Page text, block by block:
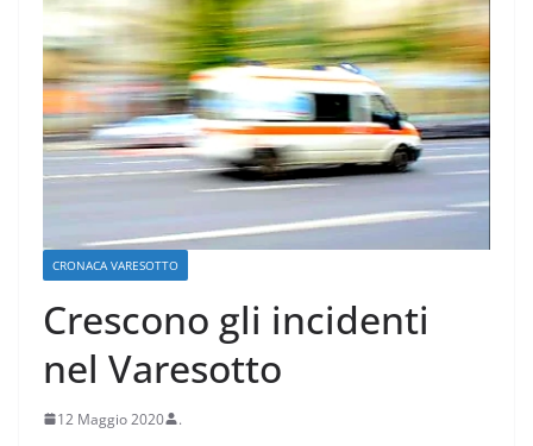
CRONACA VARESOTTO
Crescono gli incidenti
nel Varesotto
12 Maggio 2020 .